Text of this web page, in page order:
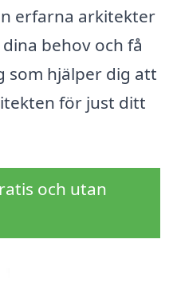
erfarna arkitekter
behov och få
som hjälper dig att
för just ditt
och utan